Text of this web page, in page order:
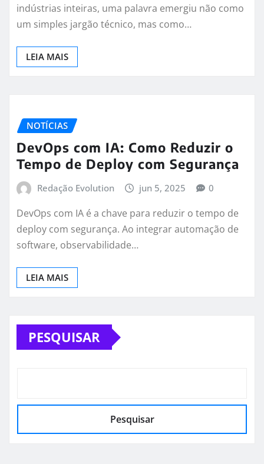
indústrias inteiras, uma palavra emergiu não como
um simples jargão técnico, mas como…
LEIA MAIS
NOTÍCIAS
DevOps com IA: Como Reduzir o
Tempo de Deploy com Segurança
Redação Evolution jun 5, 2025 0
DevOps com IA é a chave para reduzir o tempo de
deploy com segurança. Ao integrar automação de
software, observabilidade…
LEIA MAIS
PESQUISAR
Pesquisar